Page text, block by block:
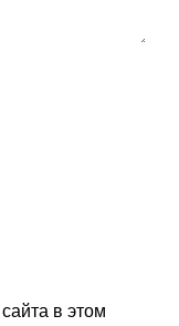
в этом